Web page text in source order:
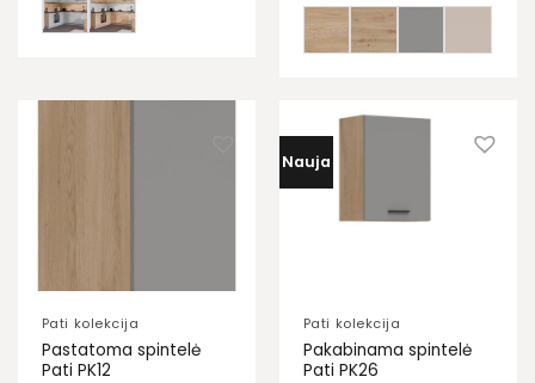
Pati kolekcija
Pastatoma spintelė
Pati PK12
Nauja
Pati kolekcija
Pakabinama spintelė
Pati PK26